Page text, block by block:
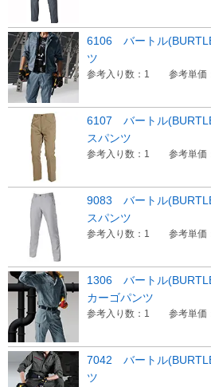
6106 バートル
ツ
参考入り数：1 参考単価
6107 バートル
スパンツ
参考入り数：1 参考単価
9083 バートル
スパンツ
参考入り数：1 参考単価
1306 バートル
カーゴパンツ
参考入り数：1 参考単価
7042 バートル
ツ